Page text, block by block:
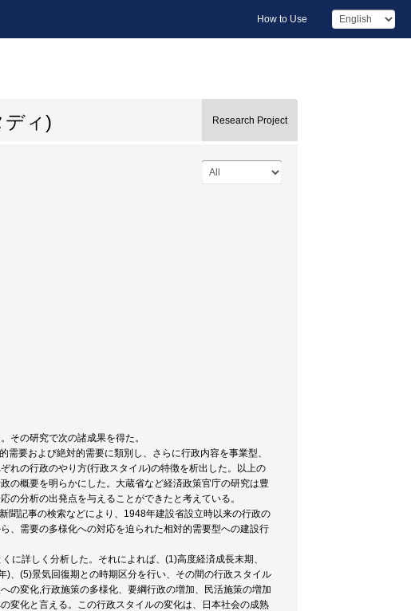
How to Use
ディ) Research Project
その研究で次の諸成果を得た。
要および絶対的需要に類別し、さらに行政内容を事業型、
れの行政のやり方(行政スタイル)の特徴を析出した。以上の
の概要を明らかにした。大蔵省など経済政策官庁の研究は豊
分析の出発点を与えることができたと考えている。
聞記事の検索などにより、1948年建設省設立時以来の行政の
、需要の多様化への対応を迫られた相対的需要型への建設行
に詳しく分析した。それによれば、(1)高度経済成長末期、
、(5)景気回復期との時期区分を行い、その間の行政スタイル
の変化,行政施策の多様化、要綱行政の増加、民活施策の増加
変化と言える。この行政スタイルの変化は、日本社会の成熟